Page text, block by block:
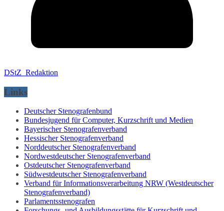
DStZ_Redaktion
Links
Deutscher Stenografenbund
Bundesjugend für Computer, Kurzschrift und Medien
Bayerischer Stenografenverband
Hessischer Stenografenverband
Norddeutscher Stenografenverband
Nordwestdeutscher Stenografenverband
Ostdeutscher Stenografenverband
Südwestdeutscher Stenografenverband
Verband für Informationsverarbeitung NRW (Westdeutscher
Stenografenverband)
Parlamentsstenografen